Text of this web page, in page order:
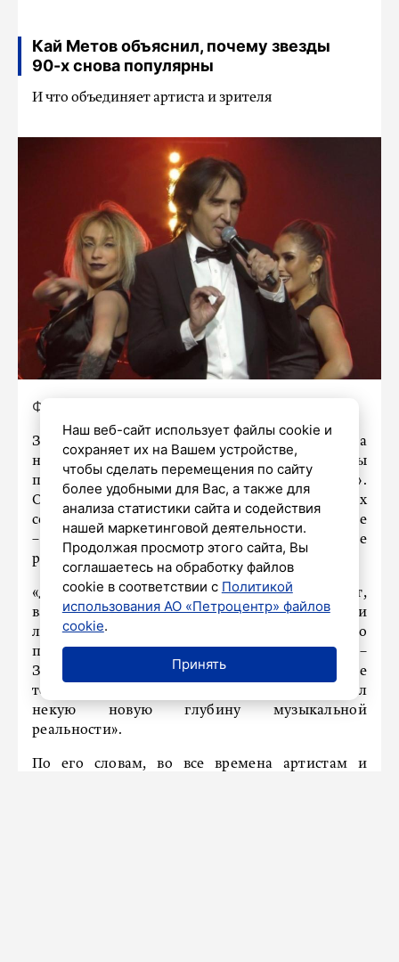
Кай Метов объяснил, почему звезды
90-х снова популярны
И что объединяет артиста и зрителя
Фото: из личного архива / Кай Метов
Заслуженный артист РФ Кай Метов на
несколько часов прилетел в Петербург, чтобы
принять участие в концерте «Золотые хиты».
Он рассказал
spb.aif.ru
, почему звезды 90-х
сейчас снова на пике популярности, в том числе
– среди молодежи, которая тогда еще не
родилась.
«Для зрителя, который пришел на концерт,
важно услышать те песни, которые он знает и
любит. Но вместе с тем всегда тепло
принимаются новые песни, – объяснил он. –
Зритель, уходя с концерта, чувствует, что не
только получил удовольствие, но и ощутил
некую новую глубину музыкальной
реальности».
По его словам, во все времена артистам и
Наш веб-сайт использует файлы cookie и
сохраняет их на Вашем устройстве,
чтобы сделать перемещения по сайту
более удобными для Вас, а также для
анализа статистики сайта и содействия
нашей маркетинговой деятельности.
Продолжая просмотр этого сайта, Вы
соглашаетесь на обработку файлов
cookie в соответствии с Политикой
использования АО «Петроцентр» файлов
cookie.
Принять